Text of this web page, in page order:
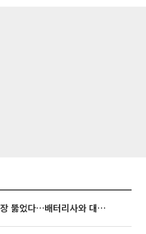
포스코퓨처엠, LFP 시장 뚫었다…배터리사와 대규모 장기 공급 합의